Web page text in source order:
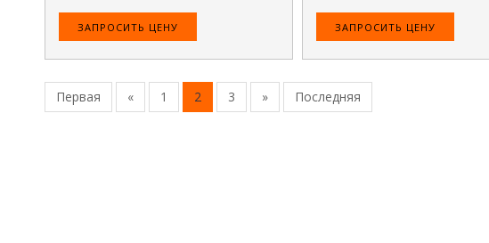
ЗАПРОСИТЬ ЦЕНУ ЗАПРОСИТЬ ЦЕНУ
Первая « 1 2 3 » Последняя